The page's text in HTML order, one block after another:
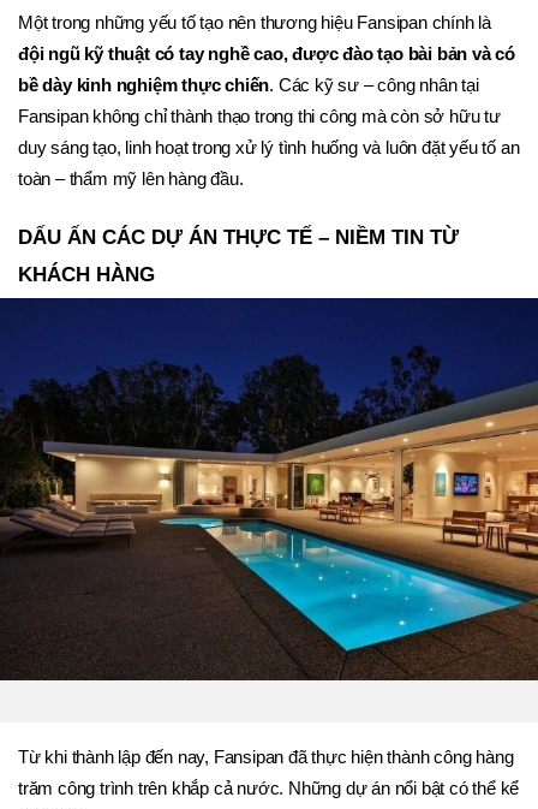
đội ngũ kỹ thuật có tay nghề cao, được đào tạo bài bản và có
bề dày kinh nghiệm thực chiến. Các kỹ sư – công nhân tại
Fansipan không chỉ thành thạo trong thi công mà còn sở hữu tư
duy sáng tạo, linh hoạt trong xử lý tình huống và luôn đặt yếu tố an
toàn – thẩm mỹ lên hàng đầu.
DẤU ẤN CÁC DỰ ÁN THỰC TẾ – NIỀM TIN TỪ
KHÁCH HÀNG
Từ khi thành lập đến nay, Fansipan đã thực hiện thành công hàng
trăm công trình trên khắp cả nước. Những dự án nổi bật có thể kể